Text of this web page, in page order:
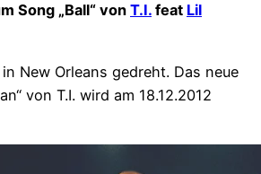
Song „Ball“ von T.I. feat Lil
New Orleans gedreht. Das neue
von T.I. wird am 18.12.2012